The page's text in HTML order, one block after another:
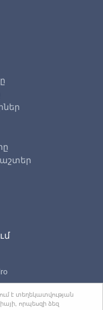
է տեղեկատվության
որպեսզի ձեզ